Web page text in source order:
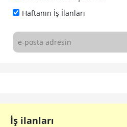
Haftanın İş İlanları
İş ilanları